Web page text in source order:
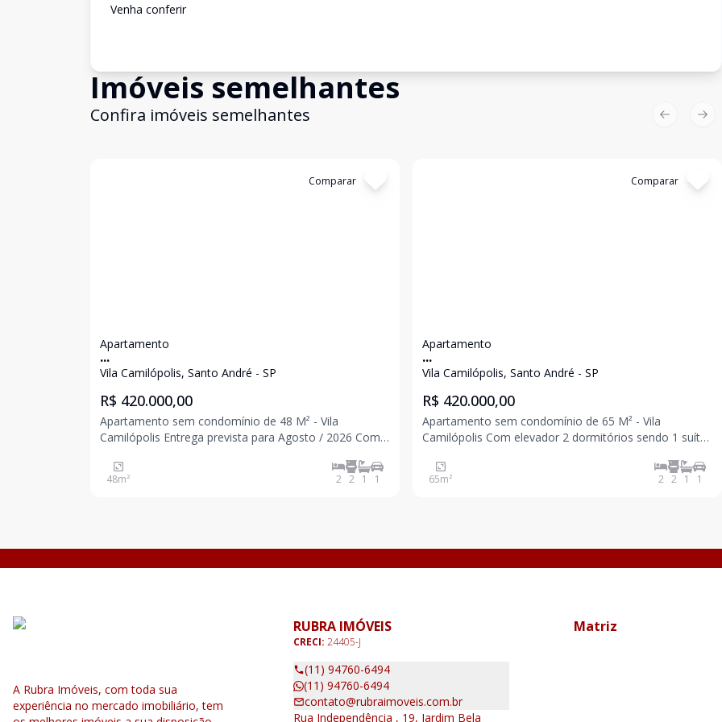
Venha conferir
Imóveis semelhantes
Confira imóveis semelhantes
Comparar
Apartamento
...
Vila Camilópolis, Santo André - SP
R$ 420.000,00
Apartamento sem condomínio de 48 M² - Vila
Camilópolis Entrega prevista para Agosto / 2026 Com
Cozinha Quintal com área de serviço 1 vaga Excelente
localização. Fotos para padrão de acab
48m² 2 2 1 1
Comparar
Apartamento
...
Vila Camilópolis, Santo André - SP
R$ 420.000,00
Apartamento sem condomínio de 65 M² - Vila
Camilópolis Com elevador 2 dormitórios sendo 1 suíte
de serviço 1 vaga Fácil acesso para SCS e SP. Venha
conferir
65m² 2 2 1 1
Previous
A Rubra Imóveis, com toda sua
experiência no mercado imobiliário, tem
RUBRA IMÓVEIS
CRECI: 24405-J
(11) 94760-6494
(11) 94760-6494
contato@rubraimoveis.com.br
Rua Independência , 19, Jardim Bela
Matriz